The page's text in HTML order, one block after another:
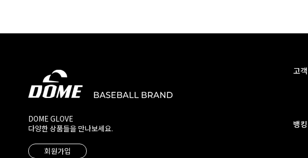
DOME GLOVE
다양한 상품들을 만나보세요.
회원가입
고
뱅